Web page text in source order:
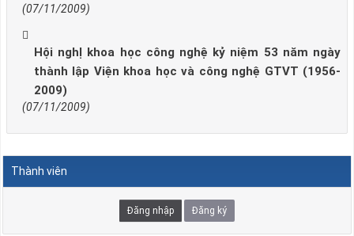
(07/11/2009)
Hội nghỊ khoa học công nghệ kỷ niệm 53 năm ngày
thành lập Viện khoa học và công nghệ GTVT (1956-
2009)
(07/11/2009)
Thành viên
Đăng nhập Đăng ký